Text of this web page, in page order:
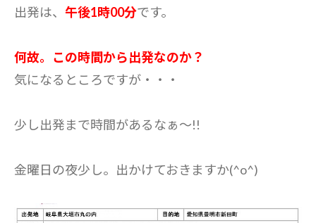
出発は、 午後1時00分です。
何故。この時間から出発なのか？
気になるところですが・・・
少し出発まで時間があるなぁ～!!
金曜日の夜少し。出かけておきますか(^o^)